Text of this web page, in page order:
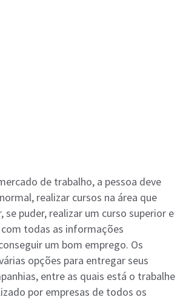
de trabalho, a pessoa deve
realizar cursos na área que
se puder, realizar um curso superior e
todas as informações
um bom emprego. Os
opções para entregar seus
entre as quais está o trabalhe
por empresas de todos os